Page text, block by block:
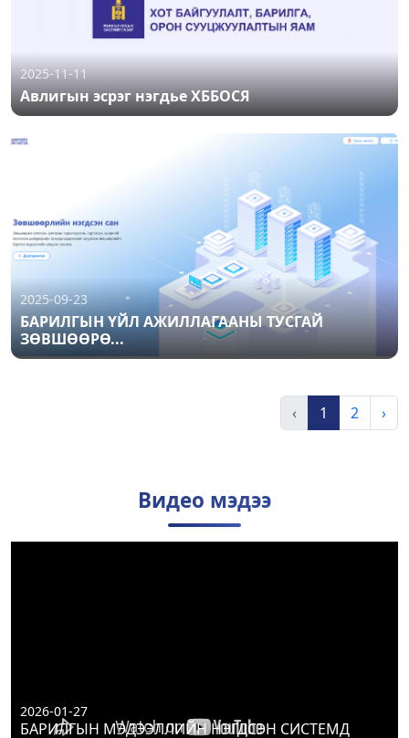
2025-11-11
Авлигын эсрэг нэгдье ХББОСЯ
2025-09-23
БАРИЛГЫН ҮЙЛ АЖИЛЛАГААНЫ ТУСГАЙ
ЗӨВШӨӨРӨ...
‹ 1 2 ›
Видео мэдээ
2026-01-27
БАРИЛГЫН МЭДЭЭЛЛИЙН НЭГДСЭН СИСТЕМД